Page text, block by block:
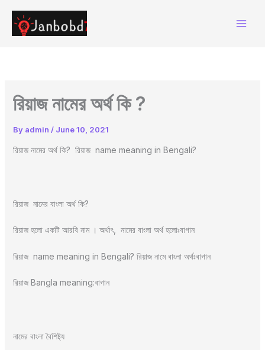
content
রিয়াজ নামের অর্থ কি ?
By admin / June 10, 2021
রিয়াজ নামের অর্থ কি? রিয়াজ name meaning in Bengali?
রিয়াজ নামের বাংলা অর্থ কি?
রিয়াজ হলো একটি আরবি নাম । অর্থাৎ, নামের বাংলা অর্থ হলোঃবাগান
রিয়াজ name meaning in Bengali? রিয়াজ নামে বাংলা অর্থঃবাগান
রিয়াজ Bangla meaning:বাগান
নামের বাংলা বৈশিষ্ট্য